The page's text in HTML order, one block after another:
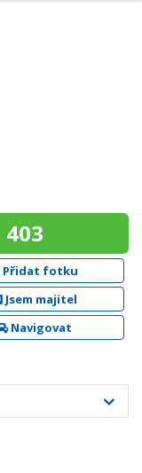
403
Přidat fotku
Jsem majitel
Navigovat